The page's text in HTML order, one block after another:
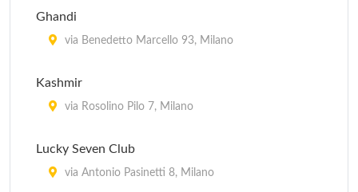
Ghandi
via Benedetto Marcello 93, Milano
Kashmir
via Rosolino Pilo 7, Milano
Lucky Seven Club
via Antonio Pasinetti 8, Milano